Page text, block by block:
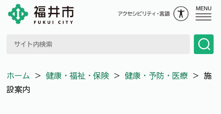
MENU
ホーム ＞ 健康・福祉・保険 ＞ 健康・予防・医療 ＞ 施
設案内